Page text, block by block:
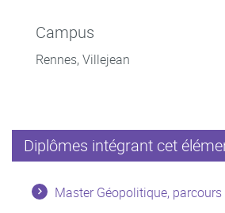
Campus
Rennes, Villejean
Diplômes intégrant cet
Master Géopolitique, parcours